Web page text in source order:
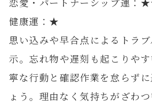
健康運：★
思い込みや早合点によるトラ
示。忘れ物や遅刻も起こりや
寧な行動と確認作業を怠らず
ょう。理由なく気持ちがざわ